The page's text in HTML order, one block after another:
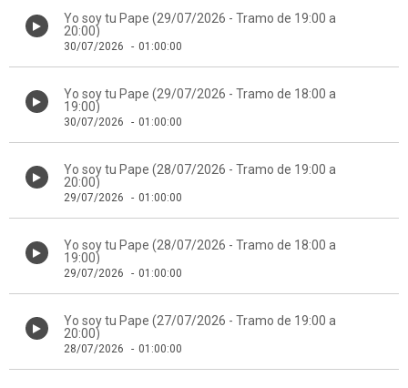
Yo soy tu Pape (29/07/2026 - Tramo de 19:00 a
20:00)
30/07/2026 - 01:00:00
Yo soy tu Pape (29/07/2026 - Tramo de 18:00 a
19:00)
30/07/2026 - 01:00:00
Yo soy tu Pape (28/07/2026 - Tramo de 19:00 a
20:00)
29/07/2026 - 01:00:00
Yo soy tu Pape (28/07/2026 - Tramo de 18:00 a
19:00)
29/07/2026 - 01:00:00
Yo soy tu Pape (27/07/2026 - Tramo de 19:00 a
20:00)
28/07/2026 - 01:00:00